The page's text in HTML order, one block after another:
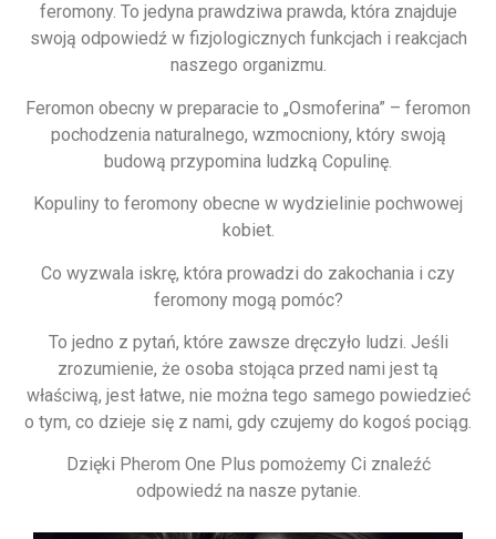
feromony. To jedyna prawdziwa prawda, która znajduje
swoją odpowiedź w fizjologicznych funkcjach i reakcjach
naszego organizmu.
Feromon obecny w preparacie to „Osmoferina” – feromon
pochodzenia naturalnego, wzmocniony, który swoją
budową przypomina ludzką Copulinę.
Kopuliny to feromony obecne w wydzielinie pochwowej
kobiet.
Co wyzwala iskrę, która prowadzi do zakochania i czy
feromony mogą pomóc?
To jedno z pytań, które zawsze dręczyło ludzi. Jeśli
zrozumienie, że osoba stojąca przed nami jest tą
właściwą, jest łatwe, nie można tego samego powiedzieć
o tym, co dzieje się z nami, gdy czujemy do kogoś pociąg.
Dzięki Pherom One Plus pomożemy Ci znaleźć
odpowiedź na nasze pytanie.